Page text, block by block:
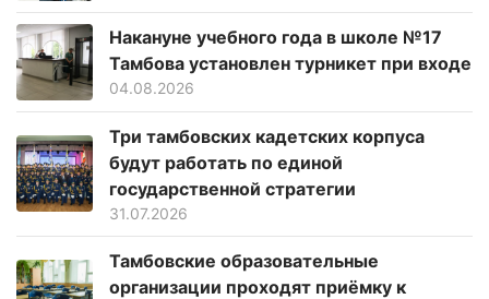
Накануне учебного года в школе №17
Тамбова установлен турникет при входе
04.08.2026
Три тамбовских кадетских корпуса
будут работать по единой
государственной стратегии
31.07.2026
Тамбовские образовательные
организации проходят приёмку к